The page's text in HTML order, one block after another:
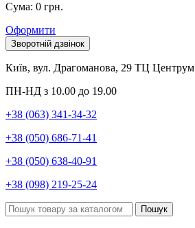
Сума: 0 грн.
Оформити
Зворотній дзвінок
Київ, вул. Драгоманова, 29 ТЦ Центрум
ПН-НД з 10.00 до 19.00
+38 (063) 341-34-32
+38 (050) 686-71-41
+38 (050) 638-40-91
+38 (098) 219-25-24
Пошук